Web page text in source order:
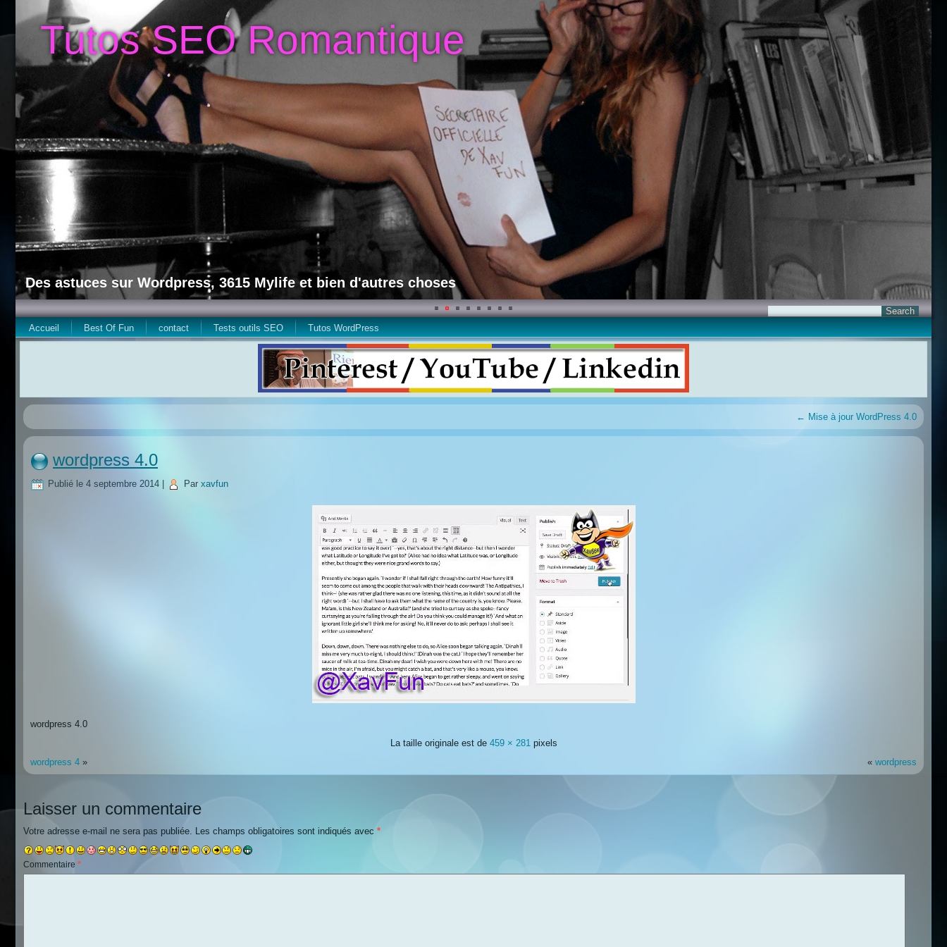
Tutos SEO Romantique
Des astuces sur Wordpress, 3615 Mylife et bien d'autres choses
Accueil Best Of Fun contact Tests outils SEO Tutos WordPress
← Mise à jour WordPress 4.0
wordpress 4.0
Publié le 4 septembre 2014 Par xavfun
wordpress 4.0
La taille originale est de 459 × 281 pixels
wordpress 4 » « wordpress
Laisser un commentaire
Votre adresse e-mail ne sera pas publiée. Les champs obligatoires sont indiqués avec *
Commentaire *